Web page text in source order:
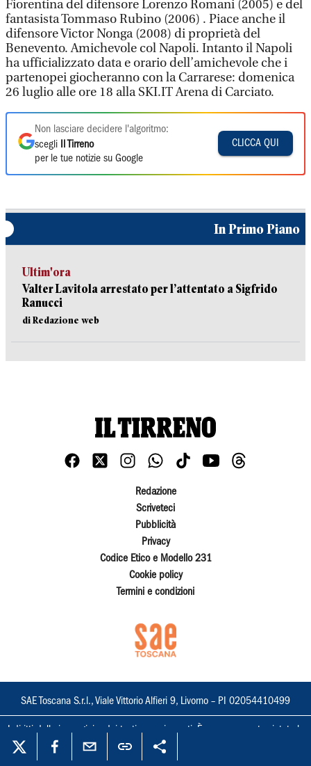
Fiorentina del difensore Lorenzo Romani (2005) e del
fantasista Tommaso Rubino (2006) . Piace anche il
difensore Victor Nonga (2008) di proprietà del
Benevento. Amichevole col Napoli. Intanto il Napoli
ha ufficializzato data e orario dell’amichevole che i
partenopei giocheranno con la Carrarese: domenica
26 luglio alle ore 18 alla SKI.IT Arena di Carciato.
Non lasciare decidere l'algoritmo:
scegli
Il Tirreno
per le tue notizie su Google
CLICCA QUI
In Primo Piano
Ultim'ora
Valter Lavitola arrestato per l’attentato a Sigfrido
Ranucci
di Redazione web
Redazione
Scriveteci
Pubblicità
Privacy
Codice Etico e Modello 231
Cookie policy
Termini e condizioni
SAE Toscana S.r.l., Viale Vittorio Alfieri 9, Livorno – PI 02054410499
I diritti delle immagini e dei testi sono riservati. È espressamente vietata la
loro riproduzione con qualsiasi mezzo e l'adattamento totale o parziale.